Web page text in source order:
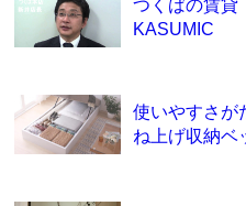
つくばの賃貸
KASUMIC
使いやすさが
ね上げ収納ベ